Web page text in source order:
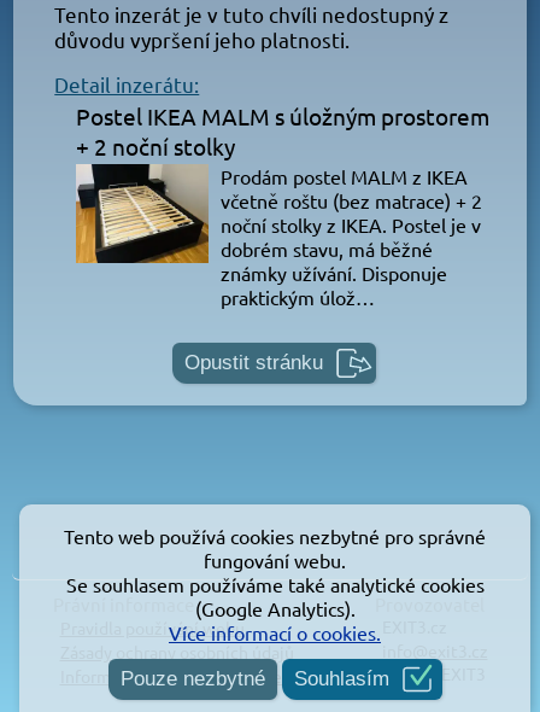
Tento inzerát je v tuto chvíli nedostupný z
důvodu vypršení jeho platnosti.
Detail inzerátu:
Postel IKEA MALM s úložným prostorem
+ 2 noční stolky
Prodám postel MALM z IKEA
včetně roštu (bez matrace) + 2
noční stolky z IKEA. Postel je v
dobrém stavu, má běžné
známky užívání. Disponuje
praktickým úlož…
Opustit stránku
Právní informace
Pravidla používání webu
Informace o používání cookies
© 2026 EXIT3
Tento web používá cookies nezbytné pro správné
fungování webu.
Se souhlasem používáme také analytické cookies
(Google Analytics).
Více informací o cookies.
Pouze nezbytné Souhlasím